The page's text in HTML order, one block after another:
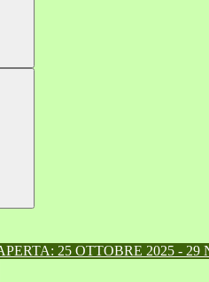
25 OTTOBRE 2025 -